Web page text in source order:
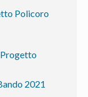
Policoro
Progetto
2021